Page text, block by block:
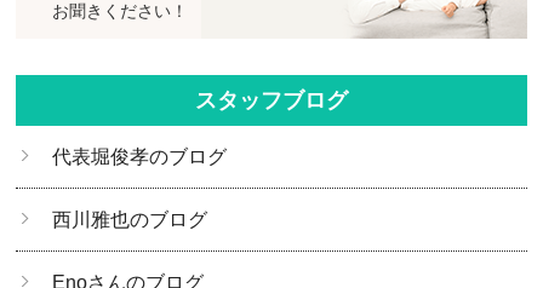
お聞きください！
スタッフブログ
代表堀俊孝のブログ
西川雅也のブログ
Enoさんのブログ